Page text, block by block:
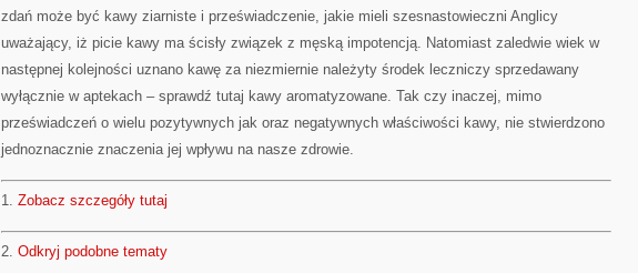
zdań może być kawy ziarniste i przeświadczenie, jakie mieli szesnastowieczni Anglicy
uważający, iż picie kawy ma ścisły związek z męską impotencją. Natomiast zaledwie wiek w
następnej kolejności uznano kawę za niezmiernie należyty środek leczniczy sprzedawany
wyłącznie w aptekach – sprawdź tutaj kawy aromatyzowane. Tak czy inaczej, mimo
przeświadczeń o wielu pozytywnych jak oraz negatywnych właściwości kawy, nie stwierdzono
jednoznacznie znaczenia jej wpływu na nasze zdrowie.
1. Zobacz szczegóły tutaj
2. Odkryj podobne tematy